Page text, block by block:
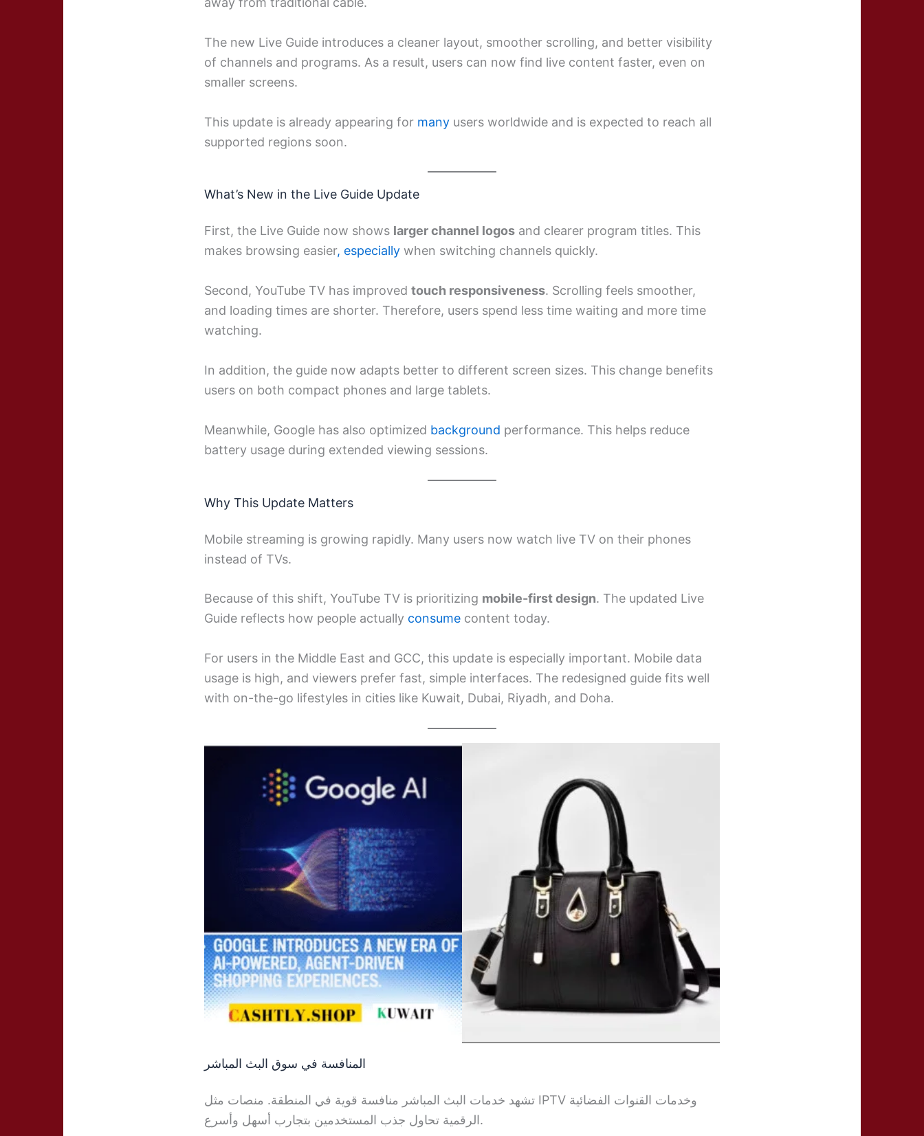
The new Live Guide introduces a cleaner layout, smoother scrolling, and better visibility
of channels and programs. As a result, users can now find live content faster, even on
smaller screens.
This update is already appearing for many users worldwide and is expected to reach all
supported regions soon.
What’s New in the Live Guide Update
First, the Live Guide now shows larger channel logos and clearer program titles. This
makes browsing easier, especially when switching channels quickly.
Second, YouTube TV has improved touch responsiveness. Scrolling feels smoother,
and loading times are shorter. Therefore, users spend less time waiting and more time
watching.
In addition, the guide now adapts better to different screen sizes. This change benefits
users on both compact phones and large tablets.
Meanwhile, Google has also optimized background performance. This helps reduce
battery usage during extended viewing sessions.
Why This Update Matters
Mobile streaming is growing rapidly. Many users now watch live TV on their phones
instead of TVs.
Because of this shift, YouTube TV is prioritizing mobile-first design. The updated Live
Guide reflects how people actually consume content today.
For users in the Middle East and GCC, this update is especially important. Mobile data
usage is high, and viewers prefer fast, simple interfaces. The redesigned guide fits well
with on-the-go lifestyles in cities like Kuwait, Dubai, Riyadh, and Doha.
المنافسة في سوق البث المباشر
تشهد خدمات البث المباشر منافسة قوية في المنطقة. منصات مثل IPTV وخدمات القنوات الفضائية
الرقمية تحاول جذب المستخدمين بتجارب أسهل وأسرع.